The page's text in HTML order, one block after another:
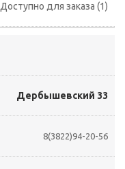
Доступно для заказа (1)
Дербышевский 33
8(3822)94-20-56